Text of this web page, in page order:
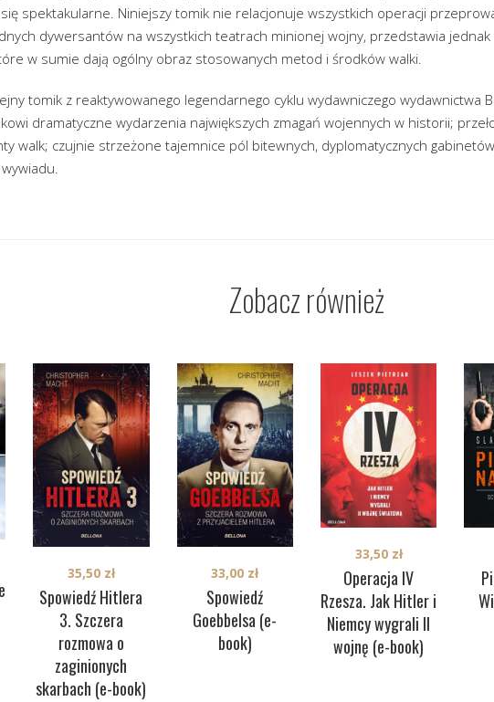
spektakularne. Niniejszy tomik nie relacjonuje wszystkich operacji
dywersantów na wszystkich teatrach minionej wojny, przedstawia
w sumie dają ogólny obraz stosowanych metod i środków walki.
tomik z reaktywowanego legendarnego cyklu wydawniczego wydawnictwa
dramatyczne wydarzenia największych zmagań wojennych w historii;
walk; czujnie strzeżone tajemnice pól bitewnych, dyplomatycznych
Zobacz również
Spowiedź Hitlera
3. Szczera
rozmowa o
zaginionych
skarbach (e-book)
35,50 zł
Spowiedź
Goebbelsa (e-
book)
33,00 zł
Operacja IV
Rzesza. Jak Hitler i
Niemcy wygrali II
wojnę (e-book)
33,50 zł